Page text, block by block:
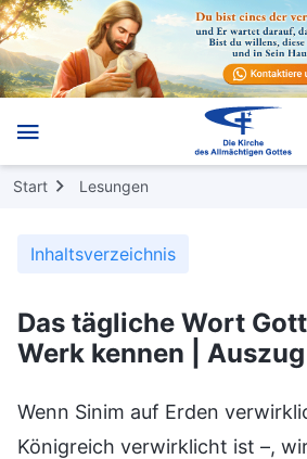
Start Lesungen
Inhaltsverzeichnis
Das tägliche Wort
Werk kennen |
Wenn Sinim auf Erden
Königreich verwirklicht ist –,